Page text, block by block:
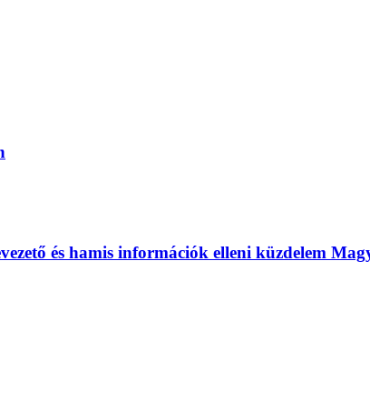
és hamis információk elleni küzdelem